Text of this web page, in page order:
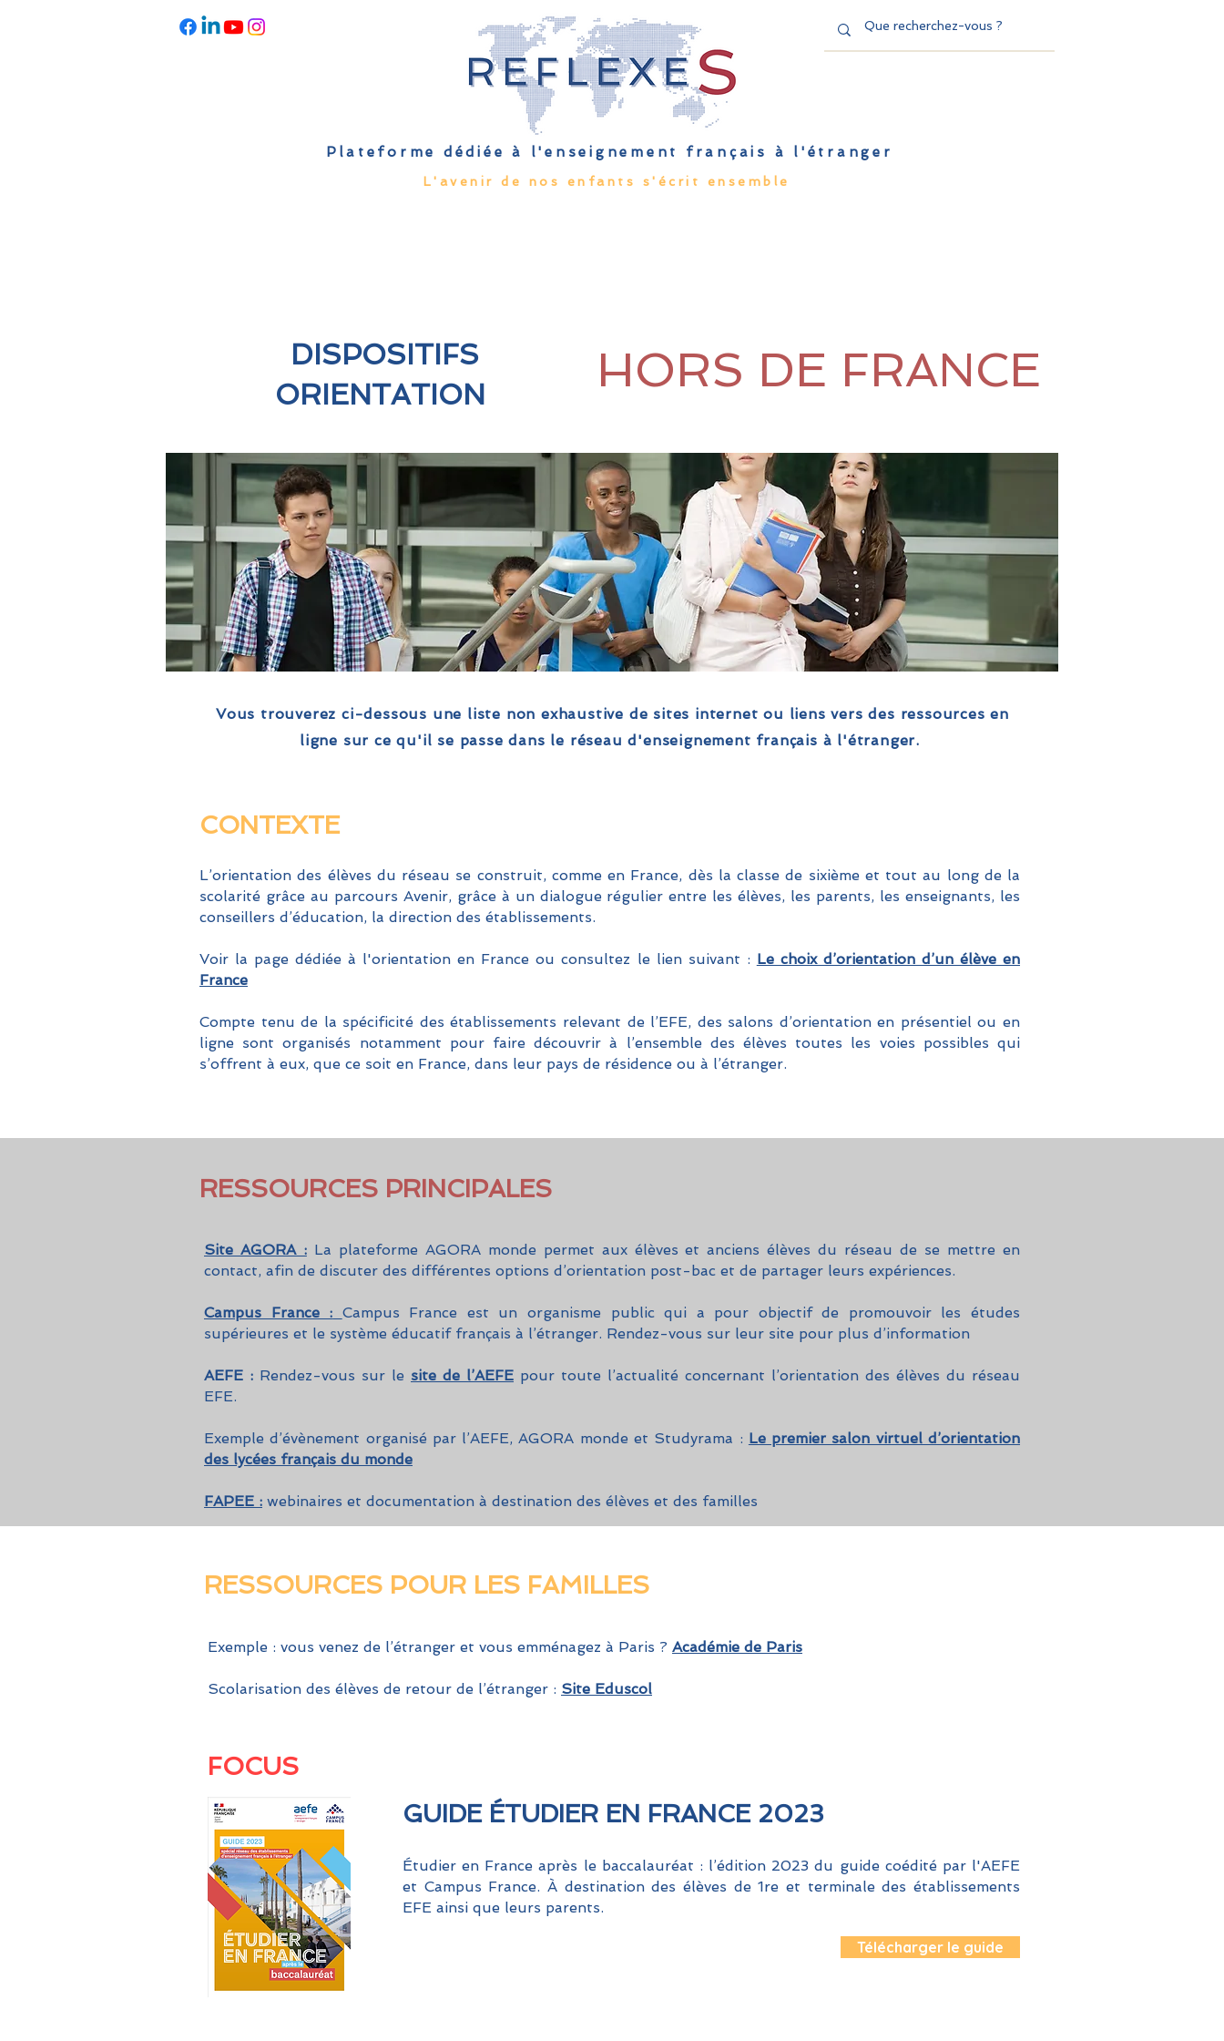
Plateforme dédiée à l'enseignement français à l'étranger
L'avenir de nos enfants s'écrit ensemble
DISPOSITIFS
ORIENTATION
HORS DE FRANCE
Vous trouverez ci-dessous une liste non exhaustive de sites internet ou liens vers des ressources en
ligne sur ce qu'il se passe dans le réseau d'enseignement français à l'étranger.
CONTEXTE
L’orientation des élèves du réseau se construit, comme en France, dès la classe de sixième et tout au long de la
scolarité grâce au parcours Avenir, grâce à un dialogue régulier entre les élèves, les parents, les enseignants, les
conseillers d’éducation, la direction des établissements.
Voir la page dédiée à l'orientation en France ou consultez le lien suivant : Le choix d’orientation d’un élève en
France
Compte tenu de la spécificité des établissements relevant de l’EFE, des salons d’orientation en présentiel ou en
ligne sont organisés notamment pour faire découvrir à l’ensemble des élèves toutes les voies possibles qui
s’offrent à eux, que ce soit en France, dans leur pays de résidence ou à l’étranger.
RESSOURCES PRINCIPALES
Site AGORA : La plateforme AGORA monde permet aux élèves et anciens élèves du réseau de se mettre en
contact, afin de discuter des différentes options d’orientation post-bac et de partager leurs expériences.
Campus France : Campus France est un organisme public qui a pour objectif de promouvoir les études
supérieures et le système éducatif français à l’étranger. Rendez-vous sur leur site pour plus d’information
AEFE : Rendez-vous sur le site de l’AEFE pour toute l’actualité concernant l’orientation des élèves du réseau
EFE.
Exemple d’évènement organisé par l’AEFE, AGORA monde et Studyrama : Le premier salon virtuel d’orientation
des lycées français du monde
FAPEE : webinaires et documentation à destination des élèves et des familles
RESSOURCES POUR LES FAMILLES
Exemple : vous venez de l’étranger et vous emménagez à Paris ? Académie de Paris
Scolarisation des élèves de retour de l’étranger : Site Eduscol
FOCUS
GUIDE ÉTUDIER EN FRANCE 2023
Étudier en France après le baccalauréat : l’édition 2023 du guide coédité par l'AEFE
et Campus France. À destination des élèves de 1re et terminale des établissements
EFE ainsi que leurs parents.
Télécharger le guide